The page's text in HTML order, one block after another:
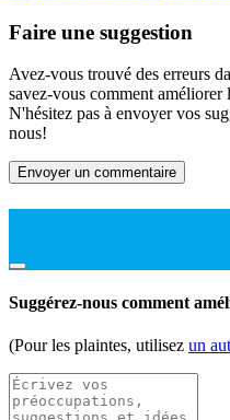
Faire une suggestion
Avez-vous trouvé des erreurs
savez-vous comment
N'hésitez pas à envoyer vos
nous!
Envoyer un commentaire
Suggérez-nous comment
(Pour les plaintes, utilisez un